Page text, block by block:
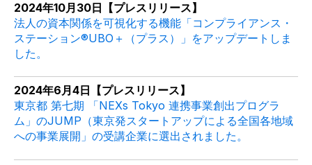
2024年10月30日【プレスリリース】
法人の資本関係を可視化する機能「コンプライアンス・
ステーション®UBO＋（プラス）」をアップデートしま
した。
2024年6月4日【プレスリリース】
東京都 第七期 「NEXs Tokyo 連携事業創出プログラ
ム」のJUMP（東京発スタートアップによる全国各地域
への事業展開」の受講企業に選出されました。